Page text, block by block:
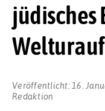
Veröffentlicht: 16.
Redaktion